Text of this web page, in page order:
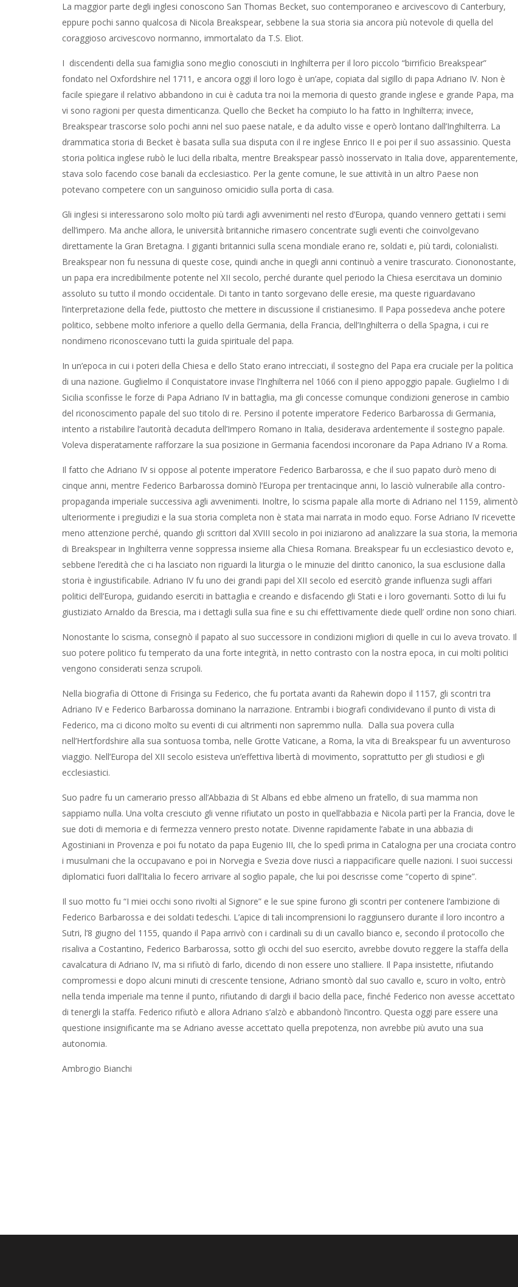
La maggior parte degli inglesi conoscono San Thomas Becket, suo contemporaneo e arcivescovo di Canterbury,
eppure pochi sanno qualcosa di Nicola Breakspear, sebbene la sua storia sia ancora più notevole di quella del
coraggioso arcivescovo normanno, immortalato da T.S. Eliot.
I discendenti della sua famiglia sono meglio conosciuti in Inghilterra per il loro piccolo “birrificio Breakspear”
fondato nel Oxfordshire nel 1711, e ancora oggi il loro logo è un’ape, copiata dal sigillo di papa Adriano IV. Non è
facile spiegare il relativo abbandono in cui è caduta tra noi la memoria di questo grande inglese e grande Papa, ma
vi sono ragioni per questa dimenticanza. Quello che Becket ha compiuto lo ha fatto in Inghilterra; invece,
Breakspear trascorse solo pochi anni nel suo paese natale, e da adulto visse e operò lontano dall’Inghilterra. La
drammatica storia di Becket è basata sulla sua disputa con il re inglese Enrico II e poi per il suo assassinio. Questa
storia politica inglese rubò le luci della ribalta, mentre Breakspear passò inosservato in Italia dove, apparentemente,
stava solo facendo cose banali da ecclesiastico. Per la gente comune, le sue attività in un altro Paese non
potevano competere con un sanguinoso omicidio sulla porta di casa.
Gli inglesi si interessarono solo molto più tardi agli avvenimenti nel resto d’Europa, quando vennero gettati i semi
dell’impero. Ma anche allora, le università britanniche rimasero concentrate sugli eventi che coinvolgevano
direttamente la Gran Bretagna. I giganti britannici sulla scena mondiale erano re, soldati e, più tardi, colonialisti.
Breakspear non fu nessuna di queste cose, quindi anche in quegli anni continuò a venire trascurato. Ciononostante,
un papa era incredibilmente potente nel XII secolo, perché durante quel periodo la Chiesa esercitava un dominio
assoluto su tutto il mondo occidentale. Di tanto in tanto sorgevano delle eresie, ma queste riguardavano
l’interpretazione della fede, piuttosto che mettere in discussione il cristianesimo. Il Papa possedeva anche potere
politico, sebbene molto inferiore a quello della Germania, della Francia, dell’Inghilterra o della Spagna, i cui re
nondimeno riconoscevano tutti la guida spirituale del papa.
In un’epoca in cui i poteri della Chiesa e dello Stato erano intrecciati, il sostegno del Papa era cruciale per la politica
di una nazione. Guglielmo il Conquistatore invase l’Inghilterra nel 1066 con il pieno appoggio papale. Guglielmo I di
Sicilia sconfisse le forze di Papa Adriano IV in battaglia, ma gli concesse comunque condizioni generose in cambio
del riconoscimento papale del suo titolo di re. Persino il potente imperatore Federico Barbarossa di Germania,
intento a ristabilire l’autorità decaduta dell’Impero Romano in Italia, desiderava ardentemente il sostegno papale.
Voleva disperatamente rafforzare la sua posizione in Germania facendosi incoronare da Papa Adriano IV a Roma.
Il fatto che Adriano IV si oppose al potente imperatore Federico Barbarossa, e che il suo papato durò meno di
cinque anni, mentre Federico Barbarossa dominò l’Europa per trentacinque anni, lo lasciò vulnerabile alla contro-
propaganda imperiale successiva agli avvenimenti. Inoltre, lo scisma papale alla morte di Adriano nel 1159, alimentò
ulteriormente i pregiudizi e la sua storia completa non è stata mai narrata in modo equo. Forse Adriano IV ricevette
meno attenzione perché, quando gli scrittori dal XVIII secolo in poi iniziarono ad analizzare la sua storia, la memoria
di Breakspear in Inghilterra venne soppressa insieme alla Chiesa Romana. Breakspear fu un ecclesiastico devoto e,
sebbene l’eredità che ci ha lasciato non riguardi la liturgia o le minuzie del diritto canonico, la sua esclusione dalla
storia è ingiustificabile. Adriano IV fu uno dei grandi papi del XII secolo ed esercitò grande influenza sugli affari
politici dell’Europa, guidando eserciti in battaglia e creando e disfacendo gli Stati e i loro governanti. Sotto di lui fu
giustiziato Arnaldo da Brescia, ma i dettagli sulla sua fine e su chi effettivamente diede quell’ ordine non sono chiari.
Nonostante lo scisma, consegnò il papato al suo successore in condizioni migliori di quelle in cui lo aveva trovato. Il
suo potere politico fu temperato da una forte integrità, in netto contrasto con la nostra epoca, in cui molti politici
vengono considerati senza scrupoli.
Nella biografia di Ottone di Frisinga su Federico, che fu portata avanti da Rahewin dopo il 1157, gli scontri tra
Adriano IV e Federico Barbarossa dominano la narrazione. Entrambi i biografi condividevano il punto di vista di
Federico, ma ci dicono molto su eventi di cui altrimenti non sapremmo nulla. Dalla sua povera culla
nell’Hertfordshire alla sua sontuosa tomba, nelle Grotte Vaticane, a Roma, la vita di Breakspear fu un avventuroso
viaggio. Nell’Europa del XII secolo esisteva un’effettiva libertà di movimento, soprattutto per gli studiosi e gli
ecclesiastici.
Suo padre fu un camerario presso all’Abbazia di St Albans ed ebbe almeno un fratello, di sua mamma non
sappiamo nulla. Una volta cresciuto gli venne rifiutato un posto in quell’abbazia e Nicola partì per la Francia, dove le
sue doti di memoria e di fermezza vennero presto notate. Divenne rapidamente l’abate in una abbazia di
Agostiniani in Provenza e poi fu notato da papa Eugenio III, che lo spedì prima in Catalogna per una crociata contro
i musulmani che la occupavano e poi in Norvegia e Svezia dove riuscì a riappacificare quelle nazioni. I suoi successi
diplomatici fuori dall’Italia lo fecero arrivare al soglio papale, che lui poi descrisse come “coperto di spine”.
Il suo motto fu “I miei occhi sono rivolti al Signore” e le sue spine furono gli scontri per contenere l’ambizione di
Federico Barbarossa e dei soldati tedeschi. L’apice di tali incomprensioni lo raggiunsero durante il loro incontro a
Sutri, l’8 giugno del 1155, quando il Papa arrivò con i cardinali su di un cavallo bianco e, secondo il protocollo che
risaliva a Costantino, Federico Barbarossa, sotto gli occhi del suo esercito, avrebbe dovuto reggere la staffa della
cavalcatura di Adriano IV, ma si rifiutò di farlo, dicendo di non essere uno stalliere. Il Papa insistette, rifiutando
compromessi e dopo alcuni minuti di crescente tensione, Adriano smontò dal suo cavallo e, scuro in volto, entrò
nella tenda imperiale ma tenne il punto, rifiutando di dargli il bacio della pace, finché Federico non avesse accettato
di tenergli la staffa. Federico rifiutò e allora Adriano s’alzò e abbandonò l’incontro. Questa oggi pare essere una
questione insignificante ma se Adriano avesse accettato quella prepotenza, non avrebbe più avuto una sua
autonomia.
Ambrogio Bianchi